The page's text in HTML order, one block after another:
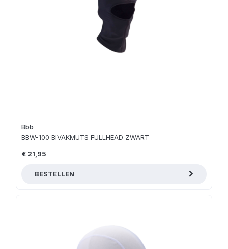
Bbb
BBW-100 BIVAKMUTS FULLHEAD ZWART
€ 21,95
BESTELLEN